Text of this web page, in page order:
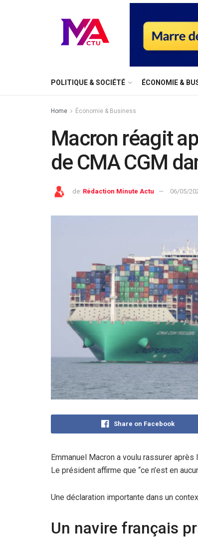
⁠POLITIQUE & SOCIÉTÉ ÉCONOMIE &
Home Économie & Business
Macron réagit
de CMA CGM
de: Rédaction Minute Actu 06/05/
Share on Facebook
Emmanuel Macron a voulu rassurer après
Le président affirme que “ce n’est en
Une déclaration importante dans un
Un navire français